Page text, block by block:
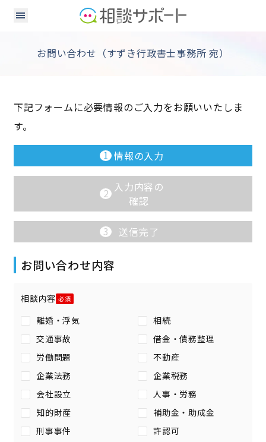
お問い合わせ（すずき行政書士事務所 宛）
下記フォームに必要情報のご入力をお願いいたしま
す。
1 情報の入力
2 入力内容の
確認
3 送信完了
お問い合わせ内容
相談内容
離婚・浮気
相続
交通事故
借金・債務整理
労働問題
不動産
企業法務
企業税務
会社設立
人事・労務
知的財産
補助金・助成金
刑事事件
許認可